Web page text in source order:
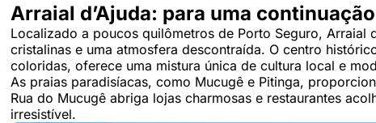
Arraial d’Ajuda: para uma
Localizado a poucos quilômetros de Porto Seguro, Arraial
cristalinas e uma atmosfera descontraída. O centro
coloridas, oferece uma mistura única de cultura local e
As praias paradisíacas, como Mucugê e Pitinga,
Rua do Mucugê abriga lojas charmosas e restaurantes
irresistível.